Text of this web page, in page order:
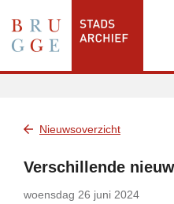
Nieuwsoverzicht
Verschillende
woensdag 26 juni 2024